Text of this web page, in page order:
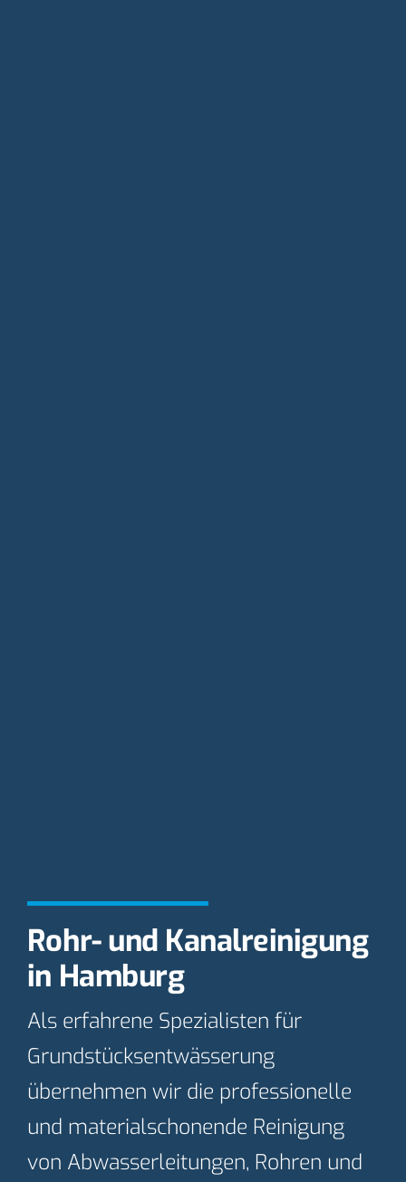
Rohr- und Kanalreinigung
in Hamburg
Als erfahrene Spezialisten für
Grundstücksentwässerung
übernehmen wir die professionelle
und materialschonende Reinigung
von Abwasserleitungen, Rohren und